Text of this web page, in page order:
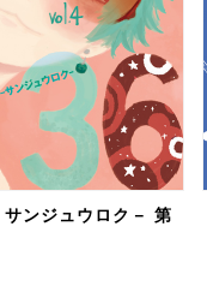
サンジュウロク－ 第